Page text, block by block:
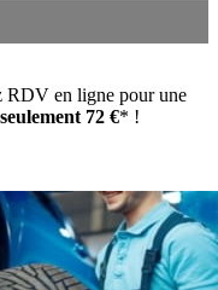
RDV en ligne pour une
seulement 72 €* !